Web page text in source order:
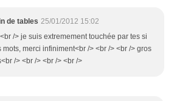
de tables 25/01/2012 15:02
/> je suis extremement touchée par tes si
mots, merci infiniment<br /> <br /> <br /> gros
/> <br /> <br /> <br />